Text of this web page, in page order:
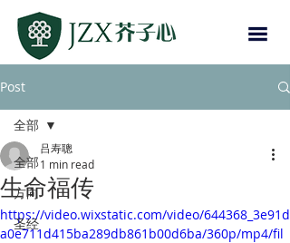
Post
全部
方向
圣经
全部
生命福传
吕寿聰
1 min read
https://video.wixstatic.com/video/644368_3e91d
a0e711d415ba289db861b00d6ba/360p/mp4/fil